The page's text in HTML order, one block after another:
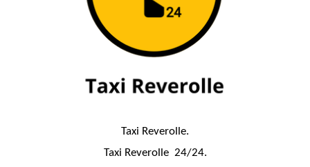
Taxi Reverolle.
Taxi Reverolle 24/24.